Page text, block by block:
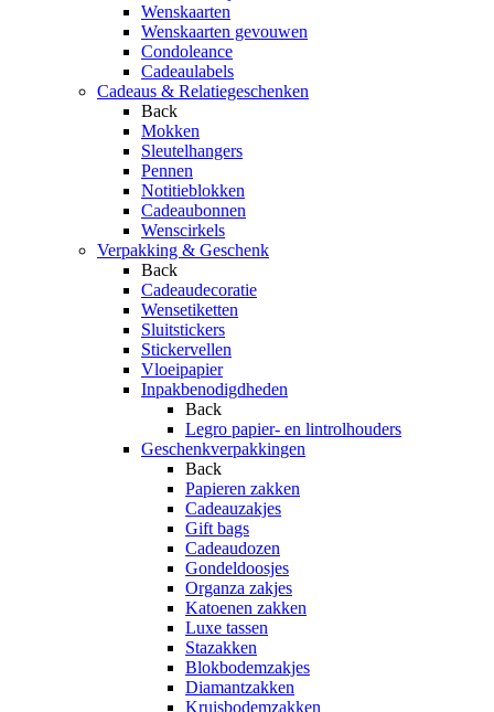
Wenskaarten
Wenskaarten gevouwen
Condoleance
Cadeaulabels
Cadeaus & Relatiegeschenken
Back
Mokken
Sleutelhangers
Pennen
Notitieblokken
Cadeaubonnen
Wenscirkels
Verpakking & Geschenk
Back
Cadeaudecoratie
Wensetiketten
Sluitstickers
Stickervellen
Vloeipapier
Inpakbenodigdheden
Back
Legro papier- en lintrolhouders
Geschenkverpakkingen
Back
Papieren zakken
Cadeauzakjes
Gift bags
Cadeaudozen
Gondeldoosjes
Organza zakjes
Katoenen zakken
Luxe tassen
Stazakken
Blokbodemzakjes
Diamantzakken
Kruisbodemzakken